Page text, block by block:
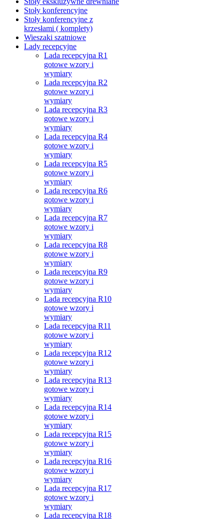
Stoły konferencyjne
Stoły konferencyjne z
krzesłami ( komplety)
Wieszaki szatniowe
Lady recepcyjne
Lada recepcyjna R1
gotowe wzory i
wymiary
Lada recepcyjna R2
gotowe wzory i
wymiary
Lada recepcyjna R3
gotowe wzory i
wymiary
Lada recepcyjna R4
gotowe wzory i
wymiary
Lada recepcyjna R5
gotowe wzory i
wymiary
Lada recepcyjna R6
gotowe wzory i
wymiary
Lada recepcyjna R7
gotowe wzory i
wymiary
Lada recepcyjna R8
gotowe wzory i
wymiary
Lada recepcyjna R9
gotowe wzory i
wymiary
Lada recepcyjna R10
gotowe wzory i
wymiary
Lada recepcyjna R11
gotowe wzory i
wymiary
Lada recepcyjna R12
gotowe wzory i
wymiary
Lada recepcyjna R13
gotowe wzory i
wymiary
Lada recepcyjna R14
gotowe wzory i
wymiary
Lada recepcyjna R15
gotowe wzory i
wymiary
Lada recepcyjna R16
gotowe wzory i
wymiary
Lada recepcyjna R17
gotowe wzory i
wymiary
Lada recepcyjna R18